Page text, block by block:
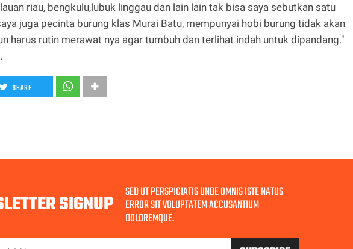
riau, bengkulu,lubuk linggau dan lain lain tak bisa saya sebutkan satu
juga pecinta burung klas Murai Batu, mempunyai hobi burung tidak akan
harus rutin merawat nya agar tumbuh dan terlihat indah untuk dipandang."
SHARE
SIGNUP SED UT PERSPICIATIS UNDE OMNIS ISTE NATUS
ERROR SIT VOLUPTATEM ACCUSANTIUM
DOLOREMQUE.